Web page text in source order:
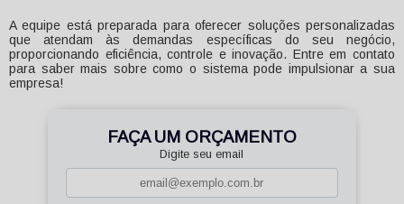
A equipe está preparada para oferecer soluções personalizadas
que atendam às demandas específicas do seu negócio,
proporcionando eficiência, controle e inovação. Entre em contato
para saber mais sobre como o sistema pode impulsionar a sua
empresa!
FAÇA UM ORÇAMENTO
Digite seu email